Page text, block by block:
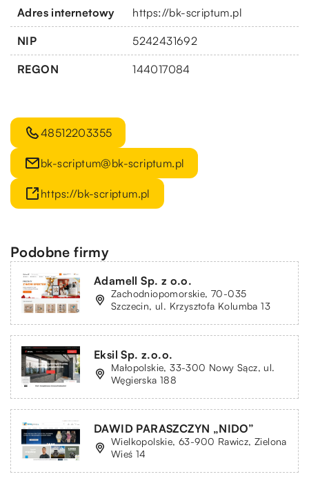
Adres internetowy https://bk-scriptum.pl
NIP 5242431692
REGON 144017084
48512203355
bk-scriptum@bk-scriptum.pl
https://bk-scriptum.pl
Podobne firmy
Adamell Sp. z o.o.
Zachodniopomorskie, 70-035
Szczecin, ul. Krzysztofa Kolumba 13
Eksil Sp. z.o.o.
Małopolskie, 33-300 Nowy Sącz, ul.
Węgierska 188
DAWID PARASZCZYN „NIDO”
Wielkopolskie, 63-900 Rawicz, Zielona
Wieś 14